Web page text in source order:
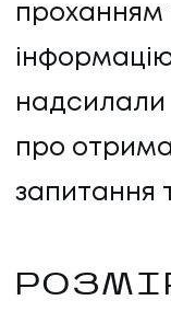
проханням
надсилали
про
запитання